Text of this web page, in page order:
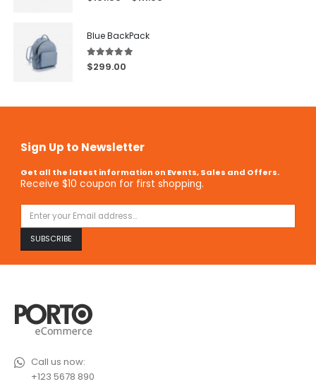
Blue BackPack
5.00out of 5
$299.00
Sign Up to Newsletter
Get all the latest information on Events, Sales and Offers.
Receive $10 coupon for first shopping.
Call us now:
+123 5678 890